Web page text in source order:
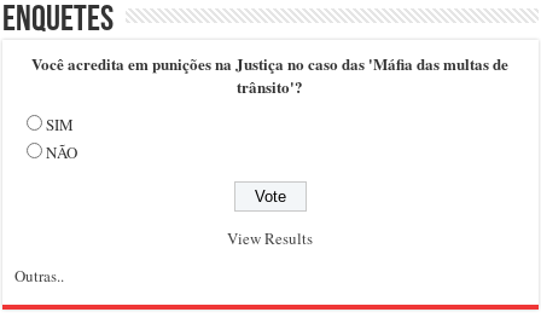
Enquetes
Você acredita em punições na Justiça no caso das 'Máfia das multas de
trânsito'?
SIM
NÃO
View Results
Outras..